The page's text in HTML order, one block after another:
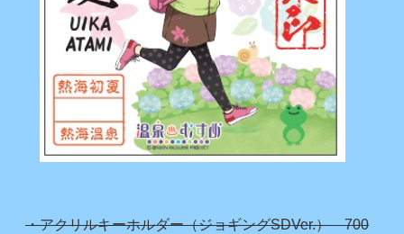
・アクリルキーホルダー（ジョギングSDVer.） 700